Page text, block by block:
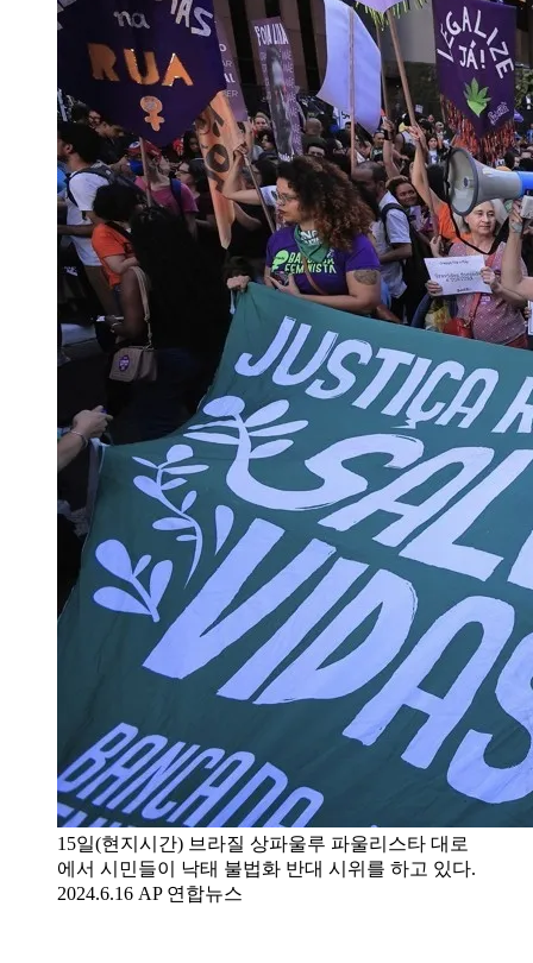
15일(현지시간) 브라질 상파울루 파울리스타 대로
에서 시민들이 낙태 불법화 반대 시위를 하고 있다.
2024.6.16 AP 연합뉴스